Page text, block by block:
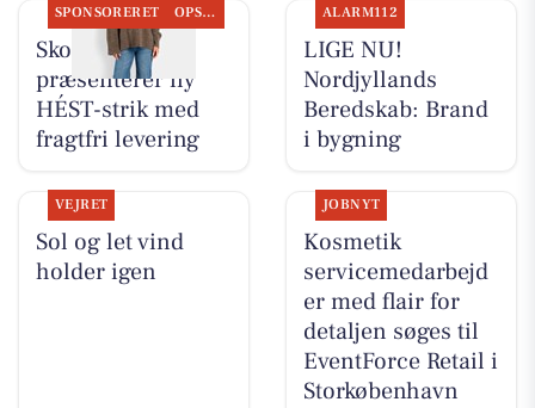
SPONSORERET OPSLAGSTAVLEN
Skott Aalborg
præsenterer ny
HÉST-strik med
fragtfri levering
ALARM112
LIGE NU!
Nordjyllands
Beredskab: Brand
i bygning
VEJRET
Sol og let vind
holder igen
JOBNYT
Kosmetik
servicemedarbejd
er med flair for
detaljen søges til
EventForce Retail i
Storkøbenhavn